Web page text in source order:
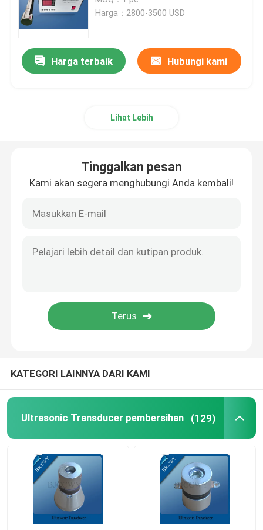
Getaran Ultrasonic Transducer
Immersible Ultrasonic Transducer
Mesin pembersih ultrasonik
Pengganggu ultrasonik sel
Reaktor ultrasonik
Piezoelektrik keramik Discs
Ultrasonic Beauty Transducer
Impedansi Ultrasonik
Ultrasonic Atomizing Transducer
Harga：2800-3500 USD
Harga terbaik Hubungi kami
Lihat Lebih
Tinggalkan pesan
Kami akan segera menghubungi Anda kembali!
KATEGORI LAINNYA DARI KAMI
Ultrasonic Transducer pembersihan (129)